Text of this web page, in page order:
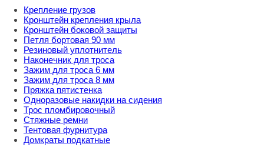
Крепление грузов
Кронштейн крепления крыла
Кронштейн боковой защиты
Петля бортовая 90 мм
Резиновый уплотнитель
Наконечник для троса
Зажим для троса 6 мм
Зажим для троса 8 мм
Пряжка пятистенка
Одноразовые накидки на сидения
Трос пломбировочный
Стяжные ремни
Тентовая фурнитура
Домкраты подкатные